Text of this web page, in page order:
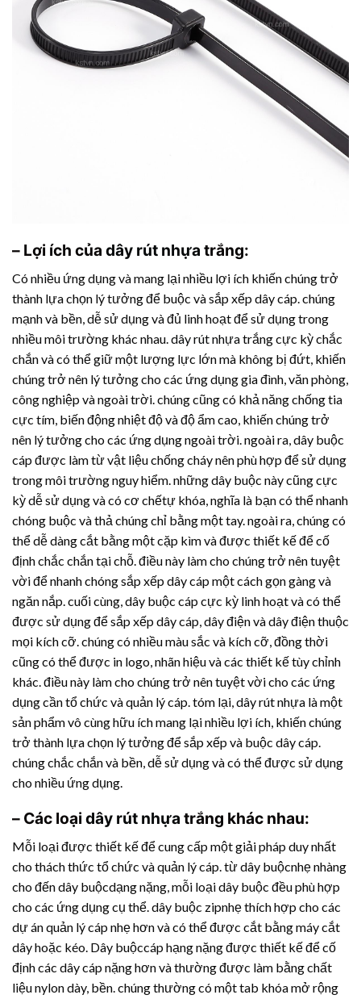
– Lợi ích của dây rút nhựa trắng:
Có nhiều ứng dụng và mang lại nhiều lợi ích khiến chúng trở
thành lựa chọn lý tưởng để buộc và sắp xếp dây cáp. chúng
mạnh và bền, dễ sử dụng và đủ linh hoạt để sử dụng trong
nhiều môi trường khác nhau. dây rút nhựatrắng cực kỳ chắc
chắn và có thể giữ một lượng lực lớn mà không bị đứt, khiến
chúng trở nên lý tưởng cho các ứng dụng gia đình, văn phòng,
công nghiệp và ngoài trời. chúng cũng có khả năng chống tia
cực tím, biến động nhiệt độ và độ ẩm cao, khiến chúng trở
nên lý tưởng cho các ứng dụng ngoài trời. ngoài ra, dây buộc
cáp được làm từ vật liệu chống cháy nên phù hợp để sử dụng
trong môi trường nguy hiểm. những dây buộc này cũng cực
kỳ dễ sử dụng và có cơ chếtự khóa, nghĩa là bạn có thể nhanh
chóng buộc và thả chúng chỉ bằng một tay. ngoài ra, chúng có
thể dễ dàng cắt bằng một cặp kìm và được thiết kế để cố
định chắc chắn tại chỗ. điều này làm cho chúng trở nên tuyệt
vời để nhanh chóng sắp xếp dây cáp một cách gọn gàng và
ngăn nắp. cuối cùng, dây buộc cáp cực kỳ linh hoạt và có thể
được sử dụng để sắp xếp dây cáp, dây điện và dây điện thuộc
mọi kích cỡ. chúng có nhiều màu sắc và kích cỡ, đồng thời
cũng có thể được in logo, nhãn hiệu và các thiết kế tùy chỉnh
khác. điều này làm cho chúng trở nên tuyệt vời cho các ứng
dụng cần tổ chức và quản lý cáp. tóm lại, dây rút nhựa là một
sản phẩm vô cùng hữu ích mang lại nhiều lợi ích, khiến chúng
trở thành lựa chọn lý tưởng để sắp xếp và buộc dây cáp.
chúng chắc chắn và bền, dễ sử dụng và có thể được sử dụng
cho nhiều ứng dụng.
– Các loại dây rút nhựa trắng khác nhau:
Mỗi loại được thiết kế để cung cấp một giải pháp duy nhất
cho thách thức tổ chức và quản lý cáp. từ dây buộcnhẹ nhàng
cho đến dây buộcdạng nặng, mỗi loại dây buộc đều phù hợp
cho các ứng dụng cụ thể. dây buộc zipnhẹ thích hợp cho các
dự án quản lý cáp nhẹ hơn và có thể được cắt bằng máy cắt
dây hoặc kéo. Dây buộccáp hạng nặng được thiết kế để cố
định các dây cáp nặng hơn và thường được làm bằng chất
liệu nylon dày, bền. chúng thường có một tab khóa mở rộng